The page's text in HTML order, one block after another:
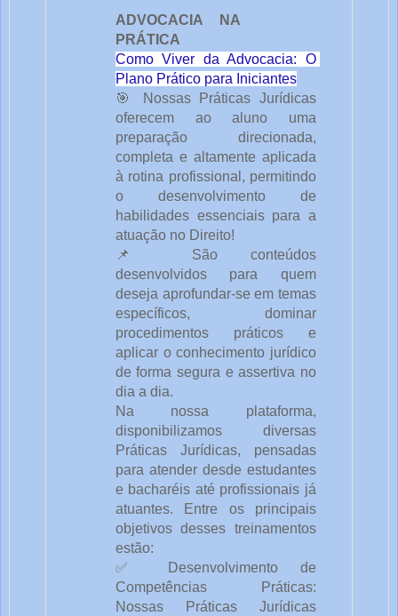
ADVOCACIA NA
PRÁTICA
Como Viver da Advocacia: O
Plano Prático para Iniciantes
🎯 Nossas Práticas Jurídicas
oferecem ao aluno uma
preparação direcionada,
completa e altamente aplicada
à rotina profissional, permitindo
o desenvolvimento de
habilidades essenciais para a
atuação no Direito!
📌 São conteúdos
desenvolvidos para quem
deseja aprofundar-se em temas
específicos, dominar
procedimentos práticos e
aplicar o conhecimento jurídico
de forma segura e assertiva no
dia a dia.
Na nossa plataforma,
disponibilizamos diversas
Práticas Jurídicas, pensadas
para atender desde estudantes
e bacharéis até profissionais já
atuantes. Entre os principais
objetivos desses treinamentos
estão:
✅ Desenvolvimento de
Competências Práticas:
Nossas Práticas Jurídicas